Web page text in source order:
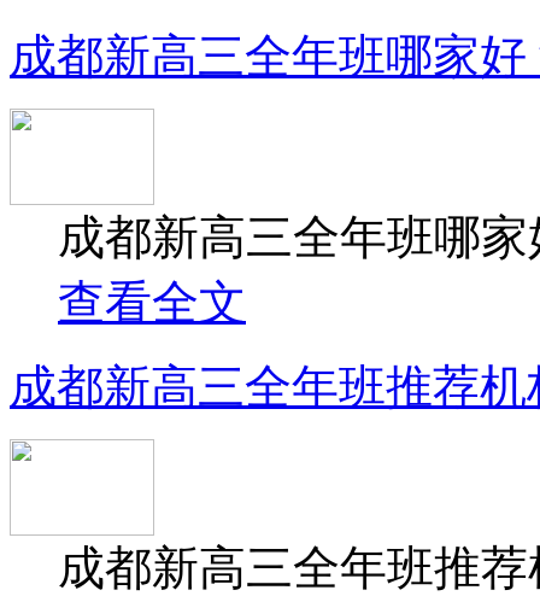
成都新高三全年班哪家好
成都新高三全年班哪
查看全文
成都新高三全年班推荐机
成都新高三全年班推